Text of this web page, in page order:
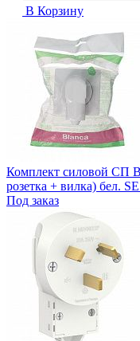
В Корзину
Комплект силовой СП
розетка + вилка) бел.
Под заказ